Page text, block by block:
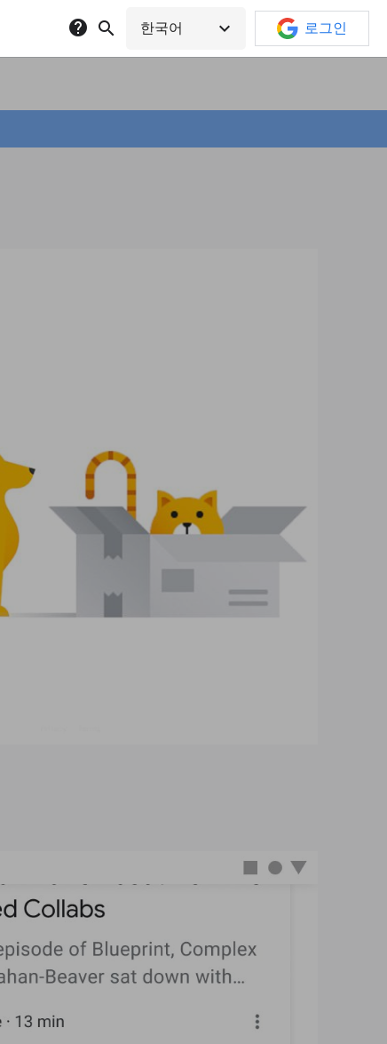
help search 한국어 expand_more 로그인